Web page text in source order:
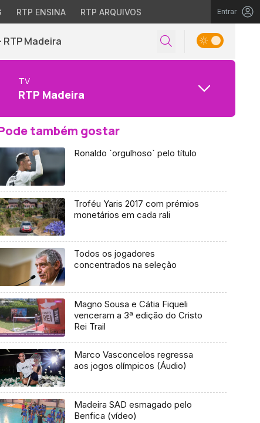
RTP ENSINA RTP ARQUIVOS Entrar
RTP Madeira
TV
RTP Madeira
também gostar
Ronaldo `orgulhoso` pelo título
Troféu Yaris 2017 com prémios
monetários em cada rali
Todos os jogadores
concentrados na seleção
Magno Sousa e Cátia Fiqueli
venceram a 3ª edição do Cristo
Rei Trail
Marco Vasconcelos regressa
aos jogos olímpicos (Áudio)
Madeira SAD esmagado pelo
Benfica (vídeo)